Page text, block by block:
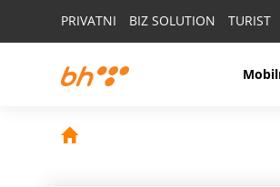
PRIVATNI BIZ SOLUTION TURIST